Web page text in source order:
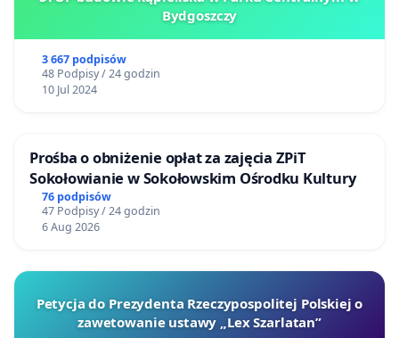
Bydgoszczy
3 667 podpisów
48 Podpisy / 24 godzin
10 Jul 2024
Prośba o obniżenie opłat za zajęcia ZPiT
Sokołowianie w Sokołowskim Ośrodku Kultury
76 podpisów
47 Podpisy / 24 godzin
6 Aug 2026
Petycja do Prezydenta Rzeczypospolitej Polskiej o
zawetowanie ustawy „Lex Szarlatan”